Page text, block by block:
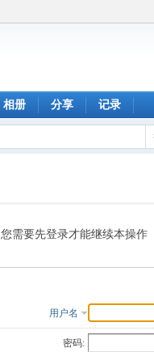
相册 分享 记录
您需要先登录才能继续本操作
用户名
密码: